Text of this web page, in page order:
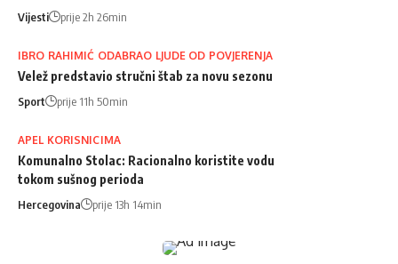
Vijesti prije 2h 26min
IBRO RAHIMIĆ ODABRAO LJUDE OD POVJERENJA
Velež predstavio stručni štab za novu sezonu
Sport prije 11h 50min
APEL KORISNICIMA
Komunalno Stolac: Racionalno koristite vodu
tokom sušnog perioda
Hercegovina prije 13h 14min